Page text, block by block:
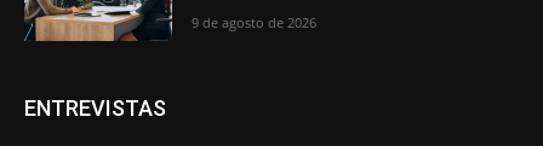
9 de agosto de 2026
ENTREVISTAS